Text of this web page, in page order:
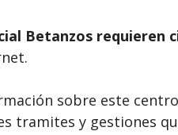
Betanzos requieren
sobre este
tramites y gestiones